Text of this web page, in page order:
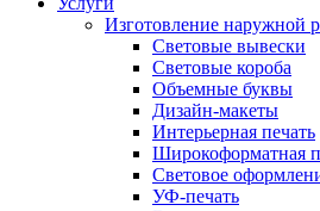
Изготовление наружной
Световые вывески
Световые короба
Объемные буквы
Дизайн-макеты
Интерьерная печать
Широкоформатная
Световое
УФ-печать